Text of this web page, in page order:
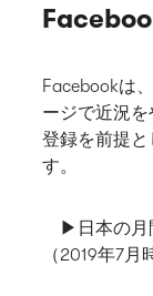
Facebookは
ージで近況
登録を前提
す。
▶日本の月
（2019年7